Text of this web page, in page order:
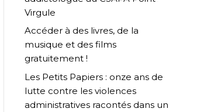
Virgule
Accéder à des livres, de la
musique et des films
gratuitement !
Les Petits Papiers : onze ans de
lutte contre les violences
administratives racontés dans un